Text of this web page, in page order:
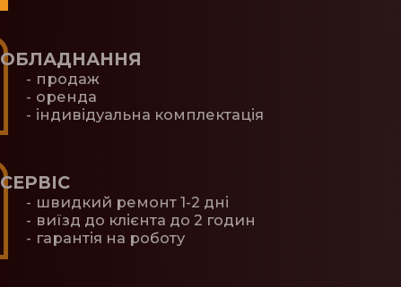
ОБЛАДНАННЯ
продаж
оренда
індивідуальна комплектація
СЕРВІС
швидкий ремонт 1-2 дні
виїзд до клієнта до 2 годин
гарантія на роботу